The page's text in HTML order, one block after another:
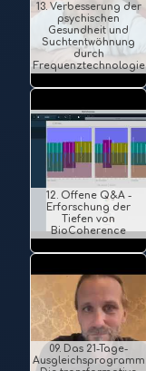
13. Verbesserung der
psychischen
Gesundheit und
Suchtentwöhnung
durch
Frequenztechnologie
12. Offene Q&A -
Erforschung der
Tiefen von
BioCoherence
09. Das 21-Tage-
Ausgleichsprogramm: